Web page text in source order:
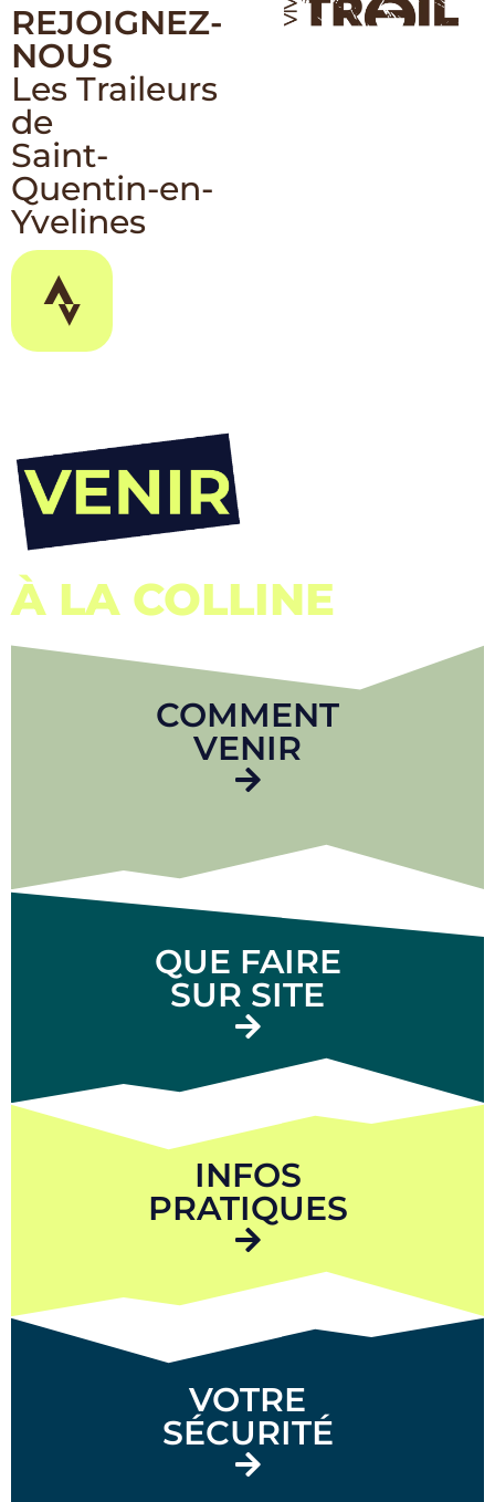
REJOIGNEZ-
NOUS
Les Traileurs
de
Saint-
Quentin-en-
Yvelines
À LA COLLINE
COMMENT
VENIR
QUE FAIRE
SUR SITE
INFOS
PRATIQUES
VOTRE
SÉCURITÉ